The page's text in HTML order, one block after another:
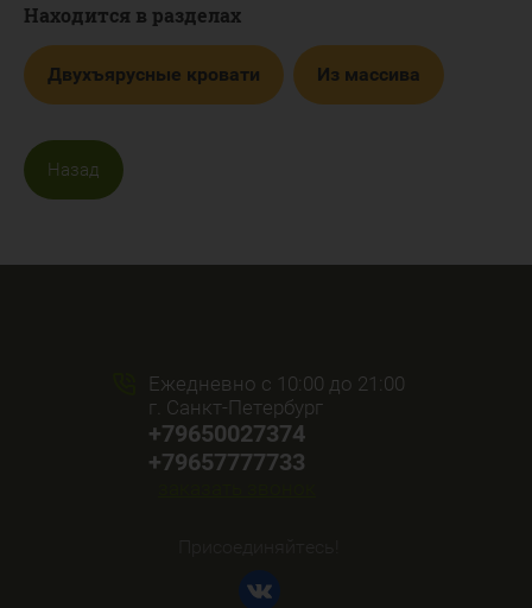
Находится в разделах
Двухъярусные кровати Из массива
Назад
Ежедневно с 10:00 до 21:00
г. Санкт-Петербург
+79650027374
+79657777733